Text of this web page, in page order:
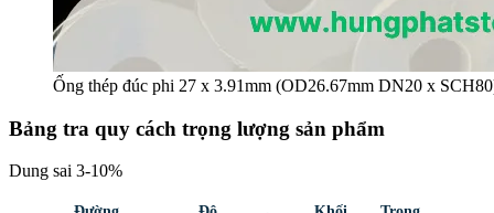
Ống thép đúc phi 27 x 3.91mm (OD26.67mm DN20 x
Bảng tra quy cách trọng lượng sản phẩm
Dung sai 3-10%